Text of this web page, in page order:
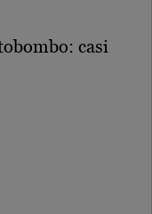
casi